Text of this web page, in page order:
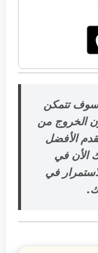
سوف تتمكن
الخروج من
الأفضل
الأن في
في
.